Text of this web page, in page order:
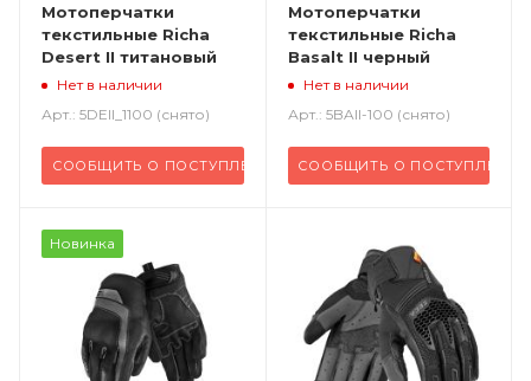
Мотоперчатки
текстильные Richa
Desert II титановый
Нет в наличии
Арт.: 5DEII_1100 (снято)
СООБЩИТЬ О ПОСТУПЛЕНИИ
Мотоперчатки
текстильные Richa
Basalt II черный
Нет в наличии
Арт.: 5BAII-100 (снято)
СООБЩИТЬ О ПОСТУПЛЕНИИ
Новинка